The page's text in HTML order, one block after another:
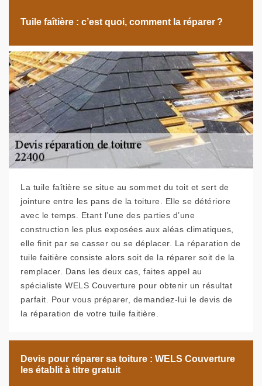
Tuile faîtière : c’est quoi, comment la réparer ?
La tuile faîtière se situe au sommet du toit et sert de
jointure entre les pans de la toiture. Elle se détériore
avec le temps. Etant l’une des parties d’une
construction les plus exposées aux aléas climatiques,
elle finit par se casser ou se déplacer. La réparation de
tuile faitière consiste alors soit de la réparer soit de la
remplacer. Dans les deux cas, faites appel au
spécialiste WELS Couverture pour obtenir un résultat
parfait. Pour vous préparer, demandez-lui le devis de
la réparation de votre tuile faitière.
Devis pour réparer sa toiture : WELS Couverture
les établit à titre gratuit